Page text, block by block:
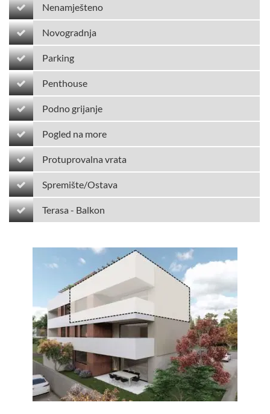
Nenamješteno
Novogradnja
Parking
Penthouse
Podno grijanje
Pogled na more
Protuprovalna vrata
Spremište/Ostava
Terasa - Balkon